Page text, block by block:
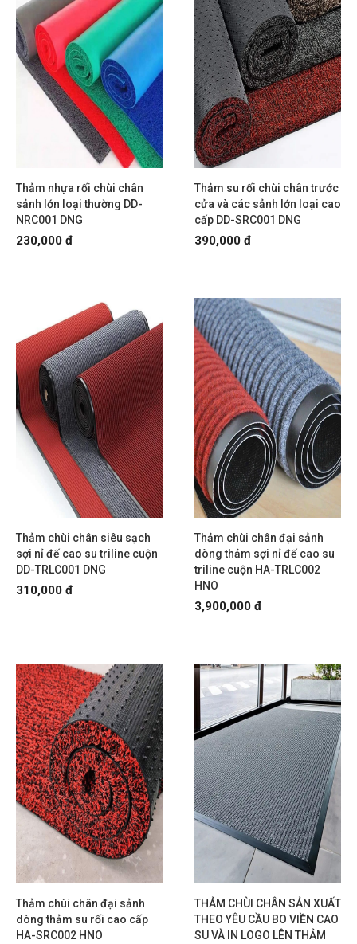
Thảm nhựa rối chùi chân
sảnh lớn loại thường DD-
NRC001 DNG
230,000 đ
Thảm su rối chùi chân trước
cửa và các sảnh lớn loại cao
cấp DD-SRC001 DNG
390,000 đ
Thảm chùi chân siêu sạch
sợi nỉ đế cao su triline cuộn
DD-TRLC001 DNG
310,000 đ
Thảm chùi chân đại sảnh
dòng thảm sợi nỉ đế cao su
triline cuộn HA-TRLC002
HNO
3,900,000 đ
Thảm chùi chân đại sảnh
dòng thảm su rối cao cấp
HA-SRC002 HNO
THẢM CHÙI CHÂN SẢN XUẤT
THEO YÊU CẦU BO VIỀN CAO
SU VÀ IN LOGO LÊN THẢM